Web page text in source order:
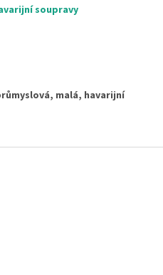
soupravy
malá, havarijní